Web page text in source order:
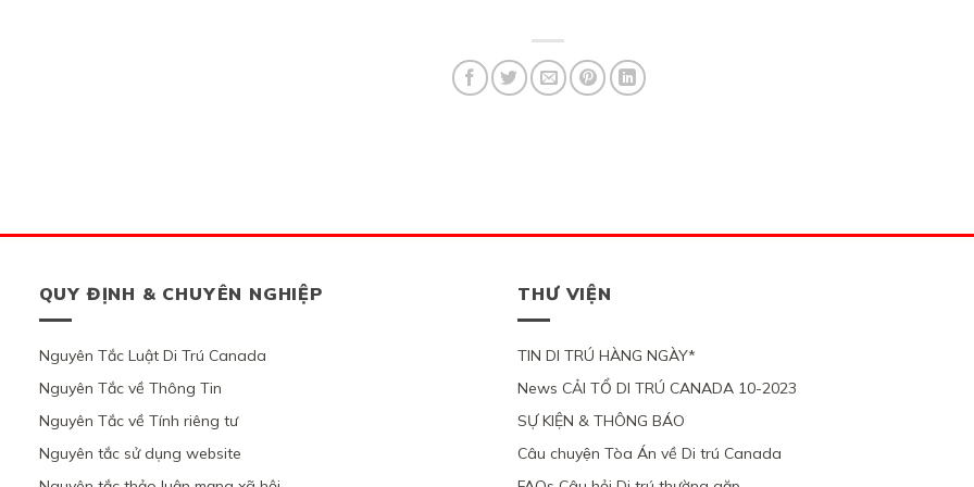
QUY ĐỊNH & CHUYÊN NGHIỆP
Nguyên Tắc Luật Di Trú Canada
Nguyên Tắc về Thông Tin
Nguyên Tắc về Tính riêng tư
Nguyên tắc sử dụng website
THƯ VIỆN
TIN DI TRÚ HÀNG NGÀY*
News CẢI TỔ DI TRÚ CANADA 10-2023
SỰ KIỆN & THÔNG BÁO
Câu chuyện Tòa Án về Di trú Canada